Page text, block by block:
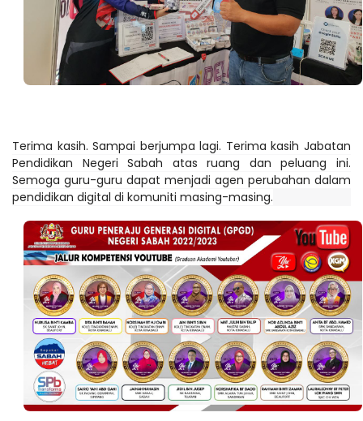
Terima kasih. Sampai berjumpa lagi. Terima kasih Jabatan
Pendidikan Negeri Sabah atas ruang dan peluang ini.
Semoga guru-guru dapat menjadi agen perubahan dalam
pendidikan digital di komuniti masing-masing.